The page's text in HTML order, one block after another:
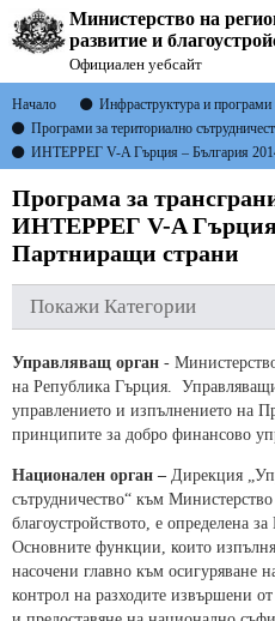
Министерство на
развитие и
Официален уебсайт
Начало
Инфраструктура и програми
Програми за териториално
ИНТЕРРЕГ V-A Гърция – България
Програма за
ИНТЕРРЕГ V-A
Партниращи страни
Покажи Категории
Управляващ орган -
на Република Гърция.
управлението и изпълнението на
принципите за добро финансово
Национален орган – Дирекция
сътрудничество“ към
благоустройството, е определена
Основните функции, които
насочени главно към осигуряване
контрол на разходите извършени